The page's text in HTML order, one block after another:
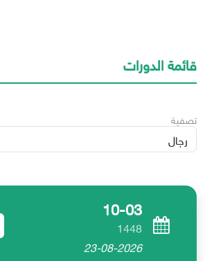
قائمة الدورات
تصفية
10-03
1448
23-08-2026